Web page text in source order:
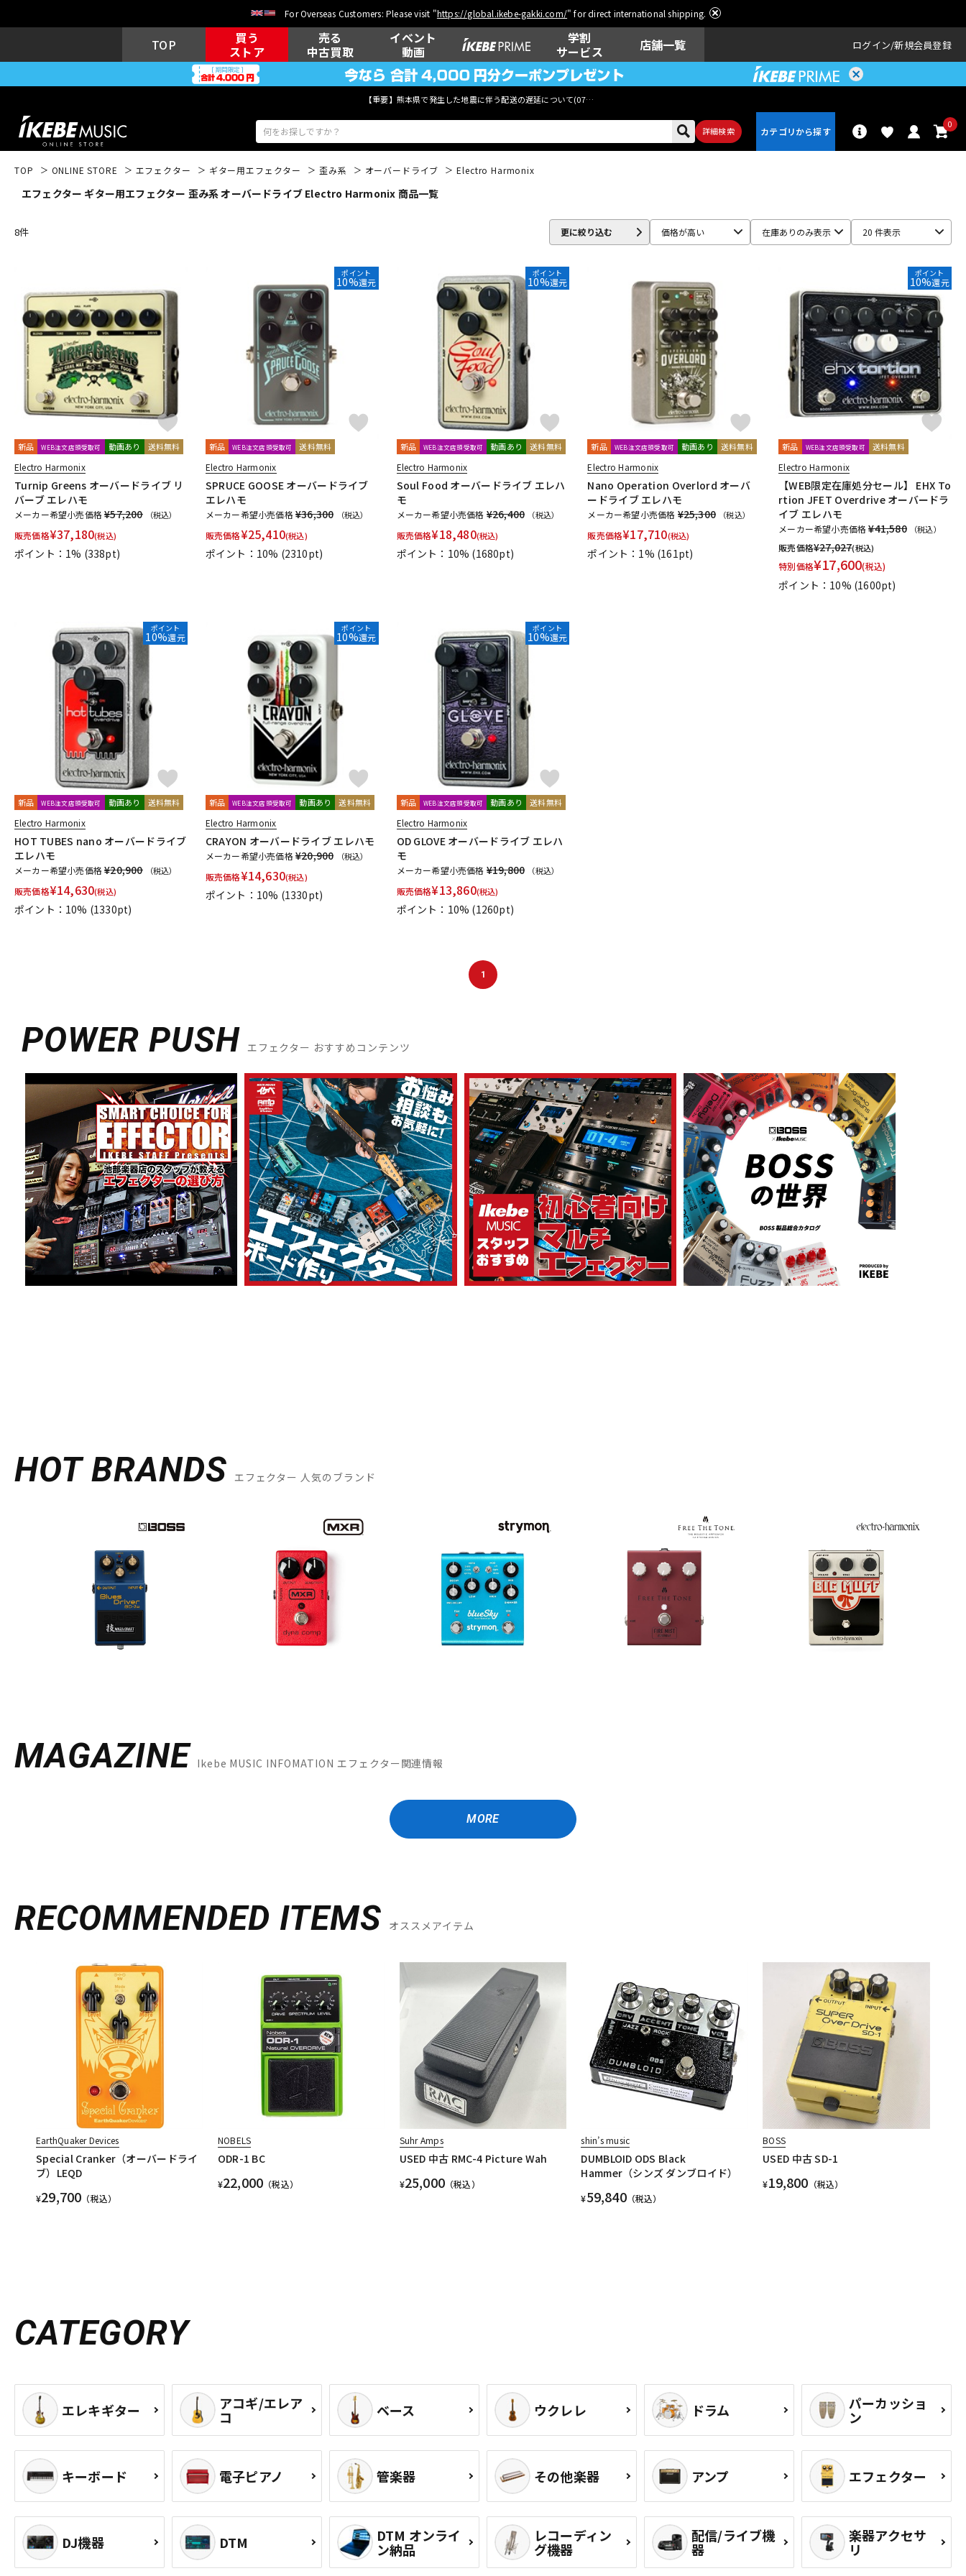
For Overseas Customers: Please visit "https://global.ikebe-gakki.com/" for direct international shipping.
TOP
買う
ストア
売る
中古買取
イベント
動画
学割
サービス
店舗一覧 ログイン 新規会員登録
【重要】熊本県で発生した地震に伴う配送の遅延について(07月29日
詳細検索
0
アコギ/エレ ベース
その他楽器
DJ機器 DTM DTM オンラ 配信/ライブ
機器
楽器アクセサ
リ
中古 ヴィンテージ
TOP ONLINE STORE エフェクター ギター用エフェクター 歪み系 オーバードライブ Electro Harmonix
エフェクター ギター用エフェクター 歪み系 オーバードライブ Electro Harmonix 商品一覧
8件 更に絞り込む 価格が高い 在庫ありのみ表示 20 件表示
新品 WEB注文店頭受取可 動画あり 送料無料
Electro Harmonix
Turnip Greens オーバードライブ リ
バーブ エレハモ
メーカー希望小売価格¥57,200 （税込）
販売価格¥37,180(税込)
ポイント：1% (338pt)
ポイント
10%還元
新品 WEB注文店頭受取可 送料無料
Electro Harmonix
SPRUCE GOOSE オーバードライブ
エレハモ
メーカー希望小売価格¥36,300 （税込）
販売価格¥25,410(税込)
ポイント：10% (2310pt)
ポイント
10%還元
新品 WEB注文店頭受取可 動画あり 送料無料
Electro Harmonix
Soul Food オーバードライブ エレハ
モ
メーカー希望小売価格 ¥26,400 （税込）
販売価格¥18,480(税込)
ポイント：10% (1680pt)
新品 WEB注文店頭受取可 動画あり 送料無料
Electro Harmonix
Nano Operation Overlord オーバ
ードライブ エレハモ
メーカー希望小売価格 ¥25,300 （税込）
販売価格¥17,710(税込)
ポイント：1% (161pt)
ポイント
10%還元
新品 WEB注文店頭受取可 送料無料
Electro Harmonix
【WEB限定在庫処分セール】 EHX To
rtion JFET Overdrive オーバードラ
イブ エレハモ
メーカー希望小売価格¥41,580 （税込）
販売価格¥27,027(税込)
特別価格¥17,600(税込)
ポイント：10% (1600pt)
ポイント
10%還元
新品 WEB注文店頭受取可 動画あり 送料無料
Electro Harmonix
HOT TUBES nano オーバードライブ
エレハモ
メーカー希望小売価格¥20,900 （税込）
販売価格¥14,630(税込)
ポイント：10% (1330pt)
ポイント
10%還元
新品 WEB注文店頭受取可 動画あり 送料無料
Electro Harmonix
CRAYON オーバードライブ エレハモ
メーカー希望小売価格¥20,900 （税込）
販売価格¥14,630(税込)
ポイント：10% (1330pt)
ポイント
10%還元
新品 WEB注文店頭受取可 動画あり 送料無料
Electro Harmonix
OD GLOVE オーバードライブ エレハ
モ
メーカー希望小売価格 ¥19,800 （税込）
販売価格¥13,860(税込)
ポイント：10% (1260pt)
1
POWER PUSH エフェクター おすすめコンテンツ
HOT BRANDS エフェクター 人気のブランド
MAGAZINE Ikebe MUSIC INFOMATION エフェクター関連情報
MORE
RECOMMENDED ITEMS オススメアイテム
EarthQuaker Devices
Special Cranker（オーバードライ
ブ）LEQD
¥29,700 （税込）
NOBELS
ODR-1 BC
¥22,000 （税込）
Suhr Amps
USED 中古 RMC-4 Picture Wah
¥25,000 （税込）
shin’s music
DUMBLOID ODS Black
Hammer（シンズ ダンブロイド）
¥59,840（税込）
BOSS
USED 中古 SD-1
¥19,800 （税込）
CATEGORY
エレキギター アコギ/エレア
コ ベース ウクレレ ドラム パーカッショ
ン
キーボード 電子ピアノ 管楽器 その他楽器 アンプ エフェクター
DJ機器 DTM DTM オンライ
ン納品
レコーディン
グ機器
配信/ライブ機
器
楽器アクセサ
リ